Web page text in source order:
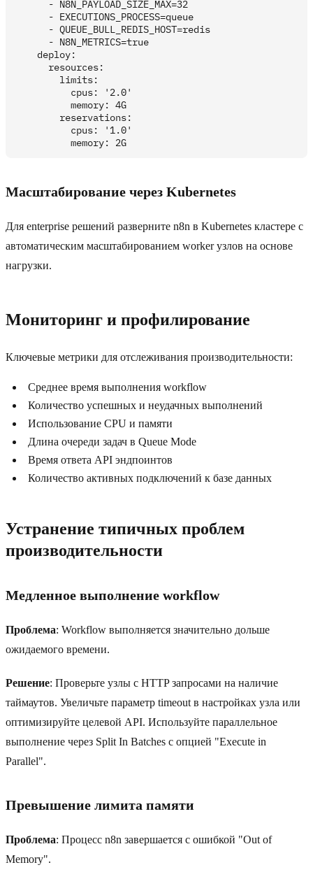
      - N8N_PAYLOAD_SIZE_MAX=32
      - EXECUTIONS_PROCESS=queue
      - QUEUE_BULL_REDIS_HOST=redis
      - N8N_METRICS=true
    deploy:
      resources:
        limits:
          cpus: '2.0'
          memory: 4G
        reservations:
          cpus: '1.0'
Масштабирование через Kubernetes
Для enterprise решений разверните n8n в Kubernetes кластере с
автоматическим масштабированием worker узлов на основе
нагрузки.
Мониторинг и профилирование
Ключевые метрики для отслеживания производительности:
Среднее время выполнения workflow
Количество успешных и неудачных выполнений
Использование CPU и памяти
Длина очереди задач в Queue Mode
Время ответа API эндпоинтов
Количество активных подключений к базе данных
Устранение типичных проблем
производительности
Медленное выполнение workflow
Проблема: Workflow выполняется значительно дольше
ожидаемого времени.
Решение: Проверьте узлы с HTTP запросами на наличие
таймаутов. Увеличьте параметр timeout в настройках узла или
оптимизируйте целевой API. Используйте параллельное
выполнение через Split In Batches с опцией "Execute in
Parallel".
Превышение лимита памяти
Проблема: Процесс n8n завершается с ошибкой "Out of
Memory".